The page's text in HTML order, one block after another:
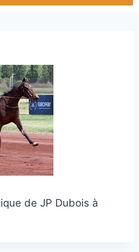
de JP Dubois à